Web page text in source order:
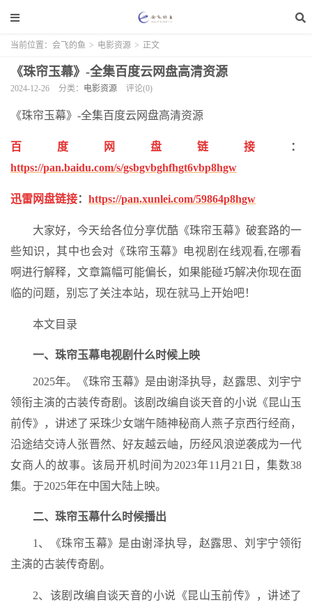
当前位置： 会飞的鱼 > 电影资源 > 正文
《珠帘玉幕》-全集百度云网盘高清资源
2024-12-26 分类： 电影资源 评论(0)
《珠帘玉幕》-全集百度云网盘高清资源
百度网盘链接
：
https://pan.baidu.com/s/gsbgvbghfhgt6vbp8hgw
迅雷网盘链接： https://pan.xunlei.com/59864p8hgw
大家好，今天给各位分享优酷《珠帘玉幕》破套路的一
些知识，其中也会对《珠帘玉幕》电视剧在线观看,在哪看
啊进行解释，文章篇幅可能偏长，如果能碰巧解决你现在面
临的问题，别忘了关注本站，现在就马上开始吧！
本文目录
一、珠帘玉幕电视剧什么时候上映
2025年。《珠帘玉幕》是由谢泽执导，赵露思、刘宇宁
领衔主演的古装传奇剧。该剧改编自谈天音的小说《昆山玉
前传》，讲述了采珠少女端午随神秘商人燕子京西行经商，
沿途结交诗人张晋然、好友越云岫，历经风浪逆袭成为一代
女商人的故事。该局开机时间为2023年11月21日，集数38
集。于2025年在中国大陆上映。
二、珠帘玉幕什么时候播出
1、《珠帘玉幕》是由谢泽执导，赵露思、刘宇宁领衔
主演的古装传奇剧。
2、该剧改编自谈天音的小说《昆山玉前传》，讲述了